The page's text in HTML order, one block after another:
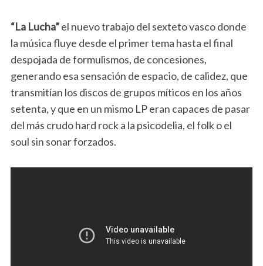
“La Lucha”el nuevo trabajo del sexteto vasco donde
la música fluye desde el primer tema hasta el final
despojada de formulismos, de concesiones,
generando esa sensación de espacio, de calidez, que
transmitían los discos de grupos míticos en los años
setenta, y que en un mismo LP eran capaces de pasar
del más crudo hard rock a la psicodelia, el folk o el
soul sin sonar forzados.